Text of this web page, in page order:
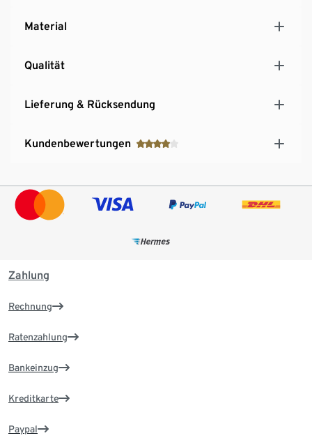
Material
Qualität
Lieferung & Rücksendung
Kundenbewertungen
Zahlung
Rechnung
Ratenzahlung
Bankeinzug
Kreditkarte
Paypal